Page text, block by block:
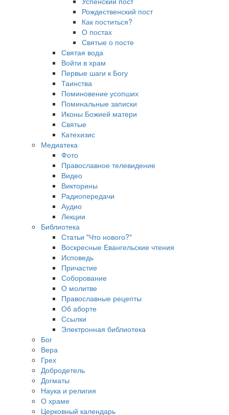
Рождественский пост
Как поститься?
О постах
Святые о посте
Святая вода
Войти в храм
Первые шаги к Богу
Таинства
Поминовение усопших
Поминальные записки
Иконы Божией матери
Святые
Катехизис
Медиатека
Фото
Православное телевидение
Видео
Викторины
Радиопередачи
Аудио
Лекции
Библиотека
Статьи "Что нового?"
Воскресные Евангельские чтения
Исповедь
Причастие
Соборование
О молитве
Православные рецепты
Об аборте
Ссылки
Электронная библиотека
Бог
Вера
Грех
Добродетель
Догматы
Наука и религия
О храме
Церковный календарь